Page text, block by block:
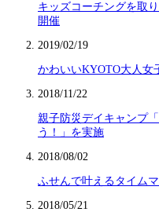
キッズコーチングを取
開催
2019/02/19
かわいいKYOTO大人女
2018/11/22
親子防災デイキャンプ
う！」を実施
2018/08/02
ふせんで叶えるタイム
2018/05/21